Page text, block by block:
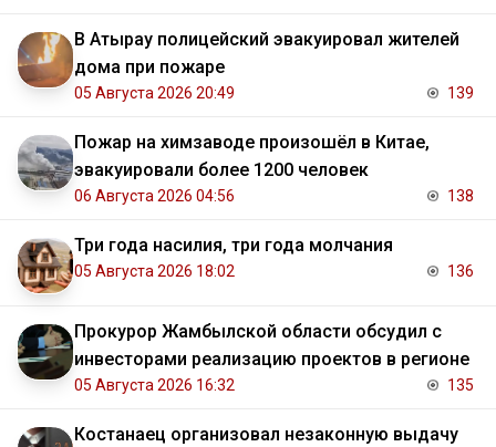
В Атырау полицейский эвакуировал жителей
дома при пожаре
05 Августа 2026 20:49 139
Пожар на химзаводе произошёл в Китае,
эвакуировали более 1200 человек
06 Августа 2026 04:56 138
Три года насилия, три года молчания
05 Августа 2026 18:02 136
Прокурор Жамбылской области обсудил с
инвесторами реализацию проектов в регионе
05 Августа 2026 16:32 135
Костанаец организовал незаконную выдачу